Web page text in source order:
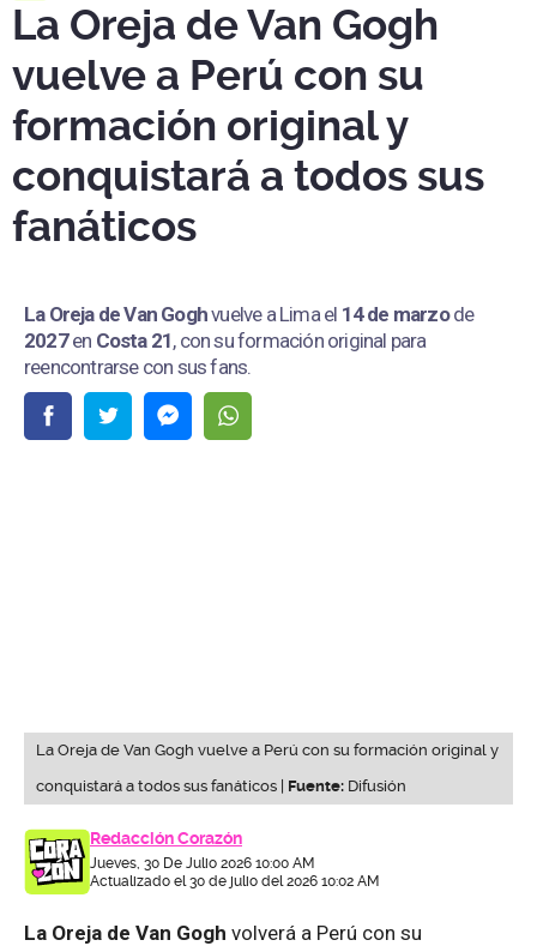
La Oreja de Van Gogh
vuelve a Perú con su
formación original y
conquistará a todos sus
fanáticos
La Oreja de Van Goghvuelve a Lima el 14 de marzode
2027en Costa 21, con su formación original para
reencontrarse con sus fans.
La Oreja de Van Gogh vuelve a Perú con su formación original y
conquistará a todos sus fanáticos | Fuente: Difusión
Redacción Corazón
Jueves, 30 De Julio 2026 10:00 AM
Actualizado el 30 de julio del 2026 10:02 AM
La Oreja de Van Gogh volverá a Perú con su